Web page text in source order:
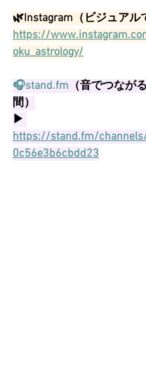
🌿Instagram（ビジュア
https://
oku_astrology/
🎧stand.fm （音でつなが
間）
▶
https://stand.fm/channels/
0c56e3b6cbdd23